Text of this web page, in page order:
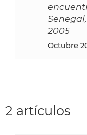
2005
octubre
2 artículos